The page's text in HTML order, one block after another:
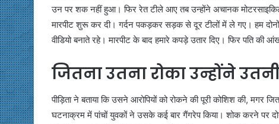
उन पर शक नहीं हुआ। फिर रेत टीले आए तब उन्होंने अचानक
मारपीट शुरू कर दी। गर्दन पकड़कर सड़क से दूर टीलों में ले गए। हम दोनों
वीडियो बनाते रहे। मारपीट के बाद हमारे कपड़े उतार दिए। फिर पति की
जितना उतना रोका उन्होंने
पीड़िता ने बताया कि उसने आरोपियों को रोकने की पूरी कोशिश की, मगर
घटनाक्रम में पांचों युवकों ने उसके कई बार गैंगरेप किया। शोक करने पर